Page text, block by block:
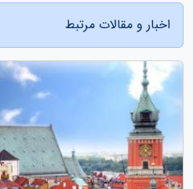
اخبار و مقالات مرتبط